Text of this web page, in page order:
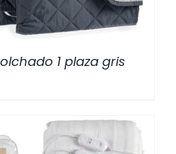
1 plaza gris